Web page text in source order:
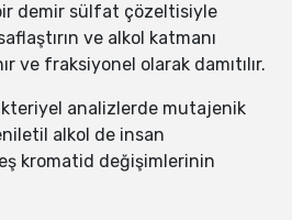
demir sülfat çözeltisiyle
ve alkol katmanı
ve fraksiyonel olarak damıtılır.
analizlerde mutajenik
alkol de insan
kromatid değişimlerinin